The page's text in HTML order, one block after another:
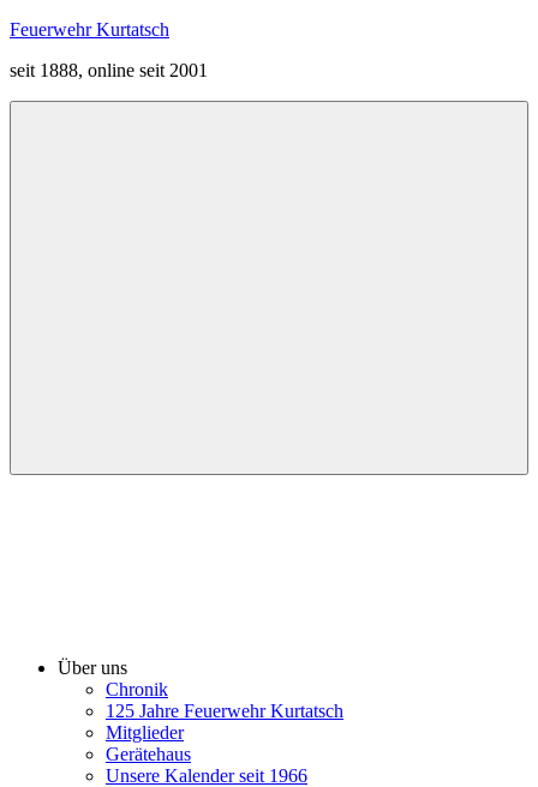
Zum
springen
Feuerwehr Kurtatsch
seit 1888, online seit 2001
Über uns
Chronik
125 Jahre Feuerwehr Kurtatsch
Mitglieder
Gerätehaus
Unsere Kalender seit 1966